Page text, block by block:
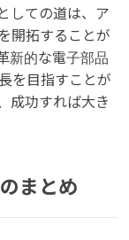
しての道は、ア
開拓することが
新的な電子部品
を目指すことが
成功すれば大き
まとめ